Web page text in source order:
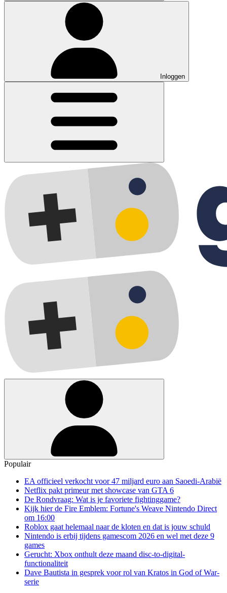
Inloggen
Populair
EA officieel verkocht voor 47 miljard euro aan Saoedi-Arabië
Netflix pakt primeur met showcase van GTA 6
De Rondvraag: Wat is je favoriete fightinggame?
Kijk hier de Fire Emblem: Fortune's Weave Nintendo Direct
om 16:00
Roblox gaat helemaal naar de kloten en dat is jouw schuld
Nintendo is erbij tijdens gamescom 2026 en wel met deze 9
games
Gerucht: Xbox onthult deze maand disc-to-digital-
functionaliteit
Dave Bautista in gesprek voor rol van Kratos in God of War-
serie